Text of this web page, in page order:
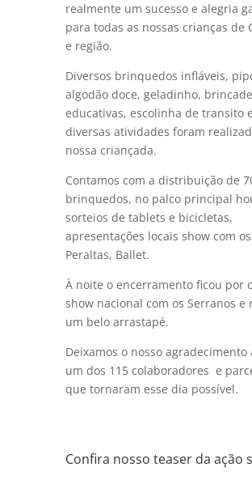
realmente um sucesso e alegria
para todas as nossas crianças de
e região.
Diversos brinquedos infláveis,
algodão doce, geladinho,
educativas, escolinha de transito e
diversas atividades foram
nossa criançada.
Contamos com a distribuição de
brinquedos, no palco principal
sorteios de tablets e bicicletas,
apresentações locais show com os
Peraltas, Ballet.
À noite o encerramento ficou por
show nacional com os Serranos e
um belo arrastapé.
Deixamos o nosso agradecimento
um dos 115 colaboradores e
que tornaram esse dia possível.
Confira nosso teaser da ação